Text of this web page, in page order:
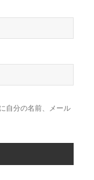
自分の名前、メール